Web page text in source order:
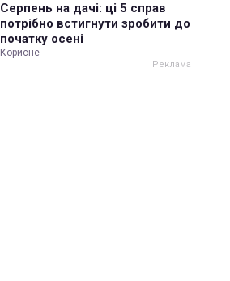
Серпень на дачі: ці 5 справ
потрібно встигнути зробити до
початку осені
Корисне